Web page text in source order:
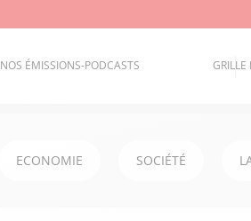
NOS ÉMISSIONS-PODCASTS GRILLE
ECONOMIE SOCIÉTÉ